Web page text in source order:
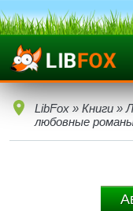
LibFox » Книги »
любовные